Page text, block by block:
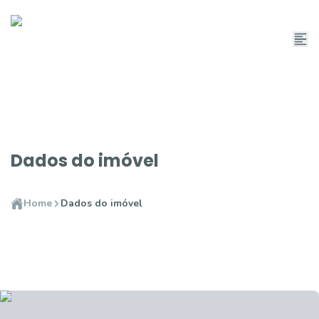
Dados do imóvel
Home Dados do imóvel